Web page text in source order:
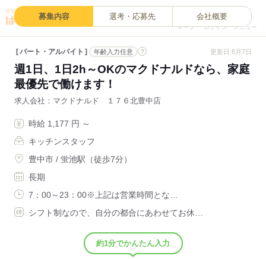
キープ ログイン メニュー
募集内容 選考・応募先 会社概要
パート・アルバイト 年齢入力任意 ? 更新日:8月7日
週1日、1日2h～OKのマクドナルドなら、家庭
最優先で働けます！
求人会社 マクドナルド １７６北豊中店
時給 1,177 円 ～
キッチンスタッフ
豊中市 / 蛍池駅（徒歩7分）
長期
7：00～23：00※上記は営業時間とな…
シフト制なので、自分の都合にあわせてお休…
約1分でかんたん入力